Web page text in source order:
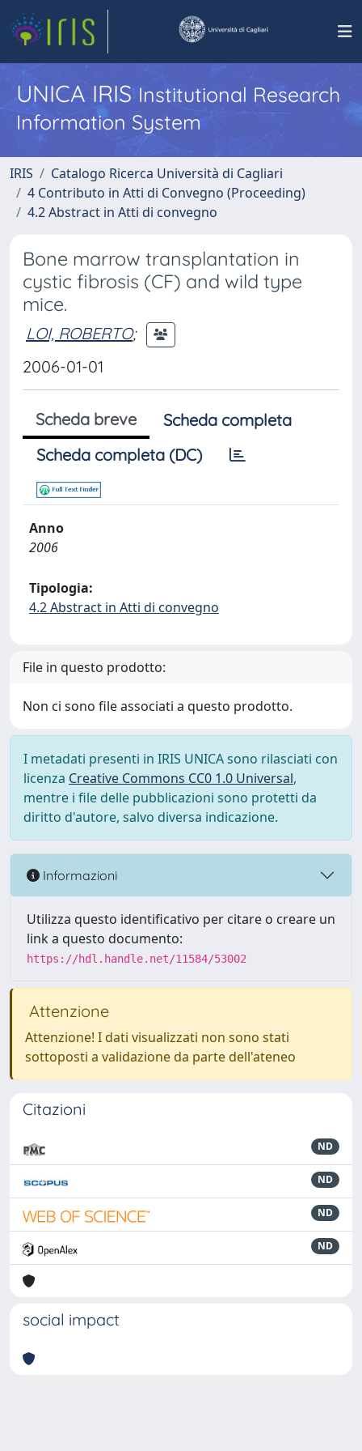
UNICA IRISInstitutional Research
Information System
IRIS
Catalogo Ricerca Università di Cagliari
4 Contributo in Atti di Convegno (Proceeding)
4.2 Abstract in Atti di convegno
Bone marrow transplantation in
cystic fibrosis (CF) and wild type
mice.
LOI, ROBERTO;
2006-01-01
Scheda breve
Scheda completa
Scheda completa (DC)
Anno
2006
Tipologia:
4.2 Abstract in Atti di convegno
File in questo prodotto:
Non ci sono file associati a questo prodotto.
I metadati presenti in IRIS UNICA sono rilasciati con
licenza Creative Commons CC0 1.0 Universal,
mentre i file delle pubblicazioni sono protetti da
diritto d'autore, salvo diversa indicazione.
Informazioni
Utilizza questo identificativo per citare o creare un
link a questo documento:
https://hdl.handle.net/11584/53002
Attenzione
Attenzione! I dati visualizzati non sono stati
sottoposti a validazione da parte dell'ateneo
Citazioni
ND
ND
ND
ND
social impact